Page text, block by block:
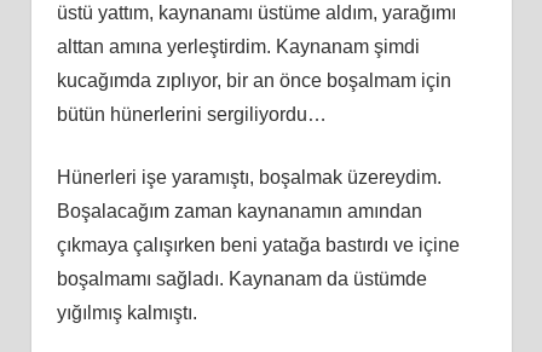
üstü yattım, kaynanamı üstüme aldım, yarağımı
alttan amına yerleştirdim. Kaynanam şimdi
kucağımda zıplıyor, bir an önce boşalmam için
bütün hünerlerini sergiliyordu…
Hünerleri işe yaramıştı, boşalmak üzereydim.
Boşalacağım zaman kaynanamın amından
çıkmaya çalışırken beni yatağa bastırdı ve içine
boşalmamı sağladı. Kaynanam da üstümde
yığılmış kalmıştı.